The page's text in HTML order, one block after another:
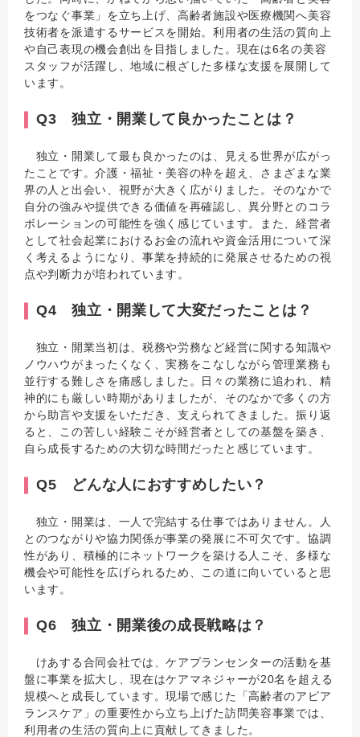
をつなぐ事業」を立ち上げ、高齢者施設や医療機関へ美容
技術者を派遣するサービスを開始。利用者の生活の質向上
や自己表現の機会創出を目指しました。現在は6名の美容
スタッフが活躍し、地域に根ざした多様な支援を展開して
います。
Q3 独立・開業して良かったことは？
独立・開業して最も良かったのは、見える世界が広がっ
たことです。介護・福祉・美容の枠を超え、さまざまな業
界の人と出会い、視野が大きく広がりました。そのなかで
自分の強みや提供できる価値を再確認し、異分野とのコラ
ボレーションの可能性を強く感じています。また、経営者
として社会起業におけるお金の流れや資金活用について深
く考えるようになり、事業を持続的に発展させるための視
点や判断力が培われています。
Q4 独立・開業して大変だったことは？
独立・開業当初は、税務や労務など経営に関する知識や
ノウハウがまったくなく、実務をこなしながら管理業務も
並行する難しさを痛感しました。日々の業務に追われ、精
神的にも厳しい時期がありましたが、そのなかで多くの方
から助言や支援をいただき、支えられてきました。振り返
ると、この苦しい経験こそが経営者としての基盤を築き、
自ら成長するための大切な時間だったと感じています。
Q5 どんな人におすすめしたい？
独立・開業は、一人で完結する仕事ではありません。人
とのつながりや協力関係が事業の発展に不可欠です。協調
性があり、積極的にネットワークを築ける人こそ、多様な
機会や可能性を広げられるため、この道に向いていると思
います。
Q6 独立・開業後の成長戦略は？
けあする合同会社では、ケアプランセンターの活動を基
盤に事業を拡大し、現在はケアマネジャーが20名を超える
規模へと成長しています。現場で感じた「高齢者のアピア
ランスケア」の重要性から立ち上げた訪問美容事業では、
利用者の生活の質向上に貢献してきました。